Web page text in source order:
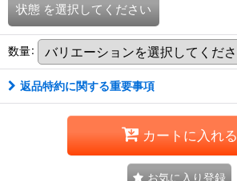
状態 を選択してください
数量:
返品特約に関する重要事項
カートに入れる
お気に入り登録